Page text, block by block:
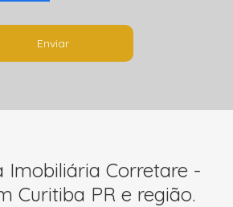
Enviar
Imobiliária Corretare -
Curitiba PR e região.